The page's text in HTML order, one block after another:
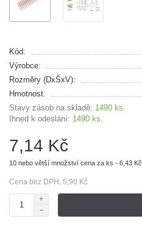
Kód:
Výrobce:
Rozměry (DxŠxV):
Hmotnost:
Stavy zásob na skladě: 1490 ks.
Ihned k odeslání: 1490 ks.
7,14 Kč
10 nebo větší množství cena za ks - 6,43 Kč
Cena bez DPH: 5,90 Kč